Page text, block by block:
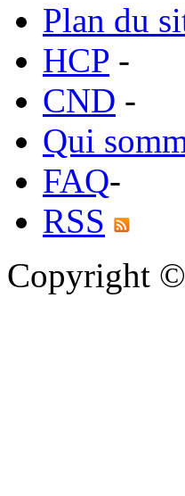
Plan du
HCP -
CND -
Qui
FAQ-
RSS
Copyright